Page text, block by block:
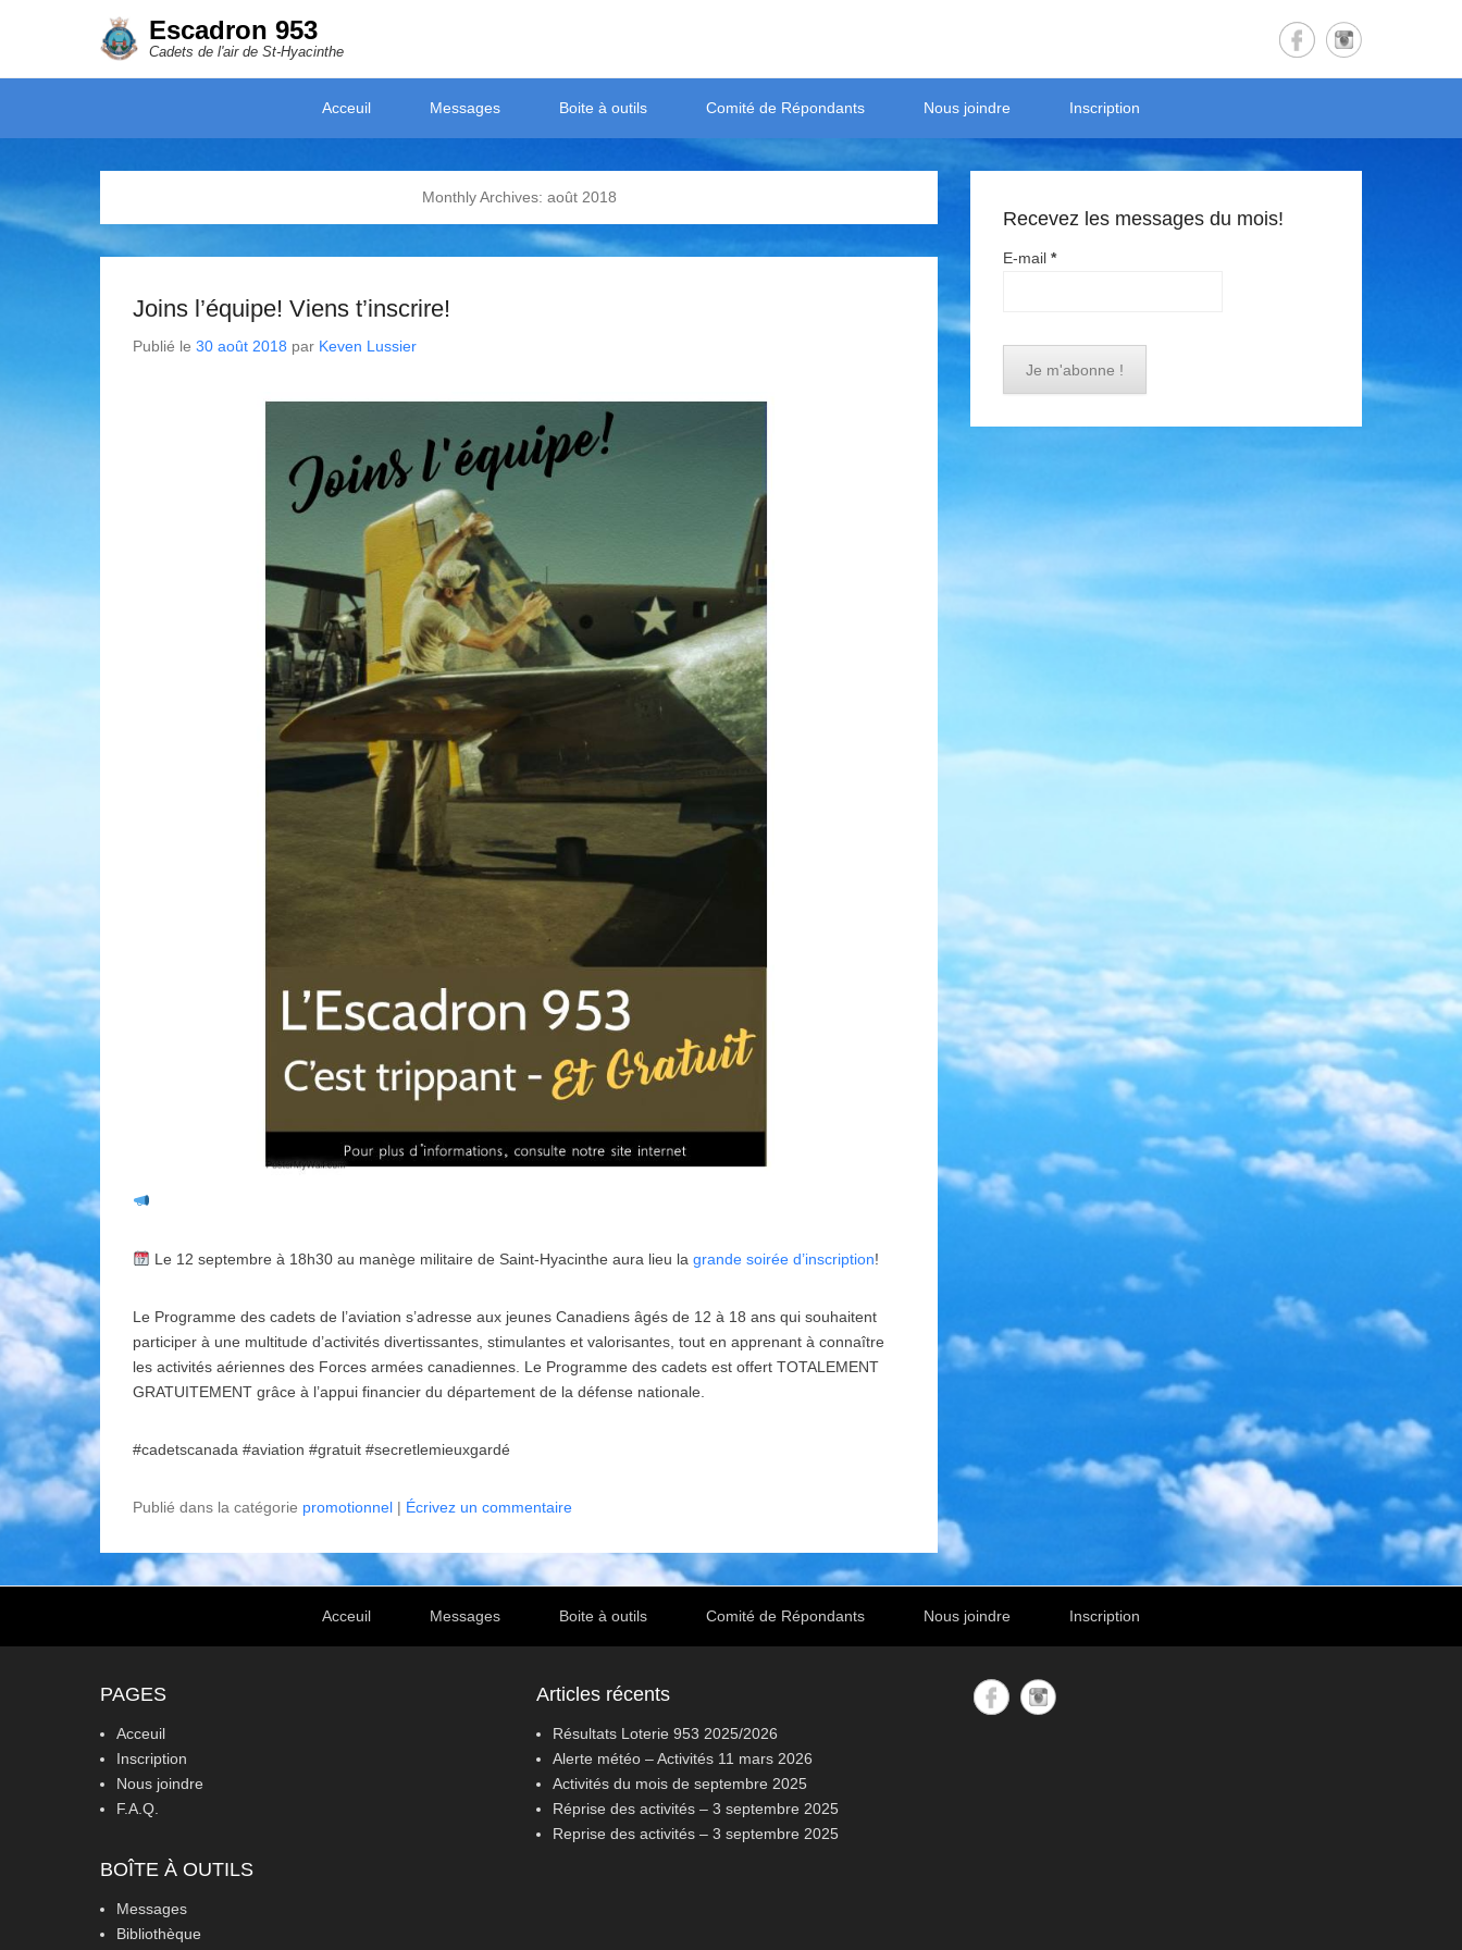
Escadron 953
Cadets de l'air de St-Hyacinthe
Acceuil
Messages Boite à outils Comité de Répondants Nous joindre Inscription
Monthly Archives: août 2018
Joins l’équipe! Viens t’inscrire!
Publié le 30 août 2018 par Keven Lussier
Le 12 septembre à 18h30 au manège militaire de Saint-Hyacinthe aura lieu la grande soirée d’inscription!
Le Programme des cadets de l’aviation s’adresse aux jeunes Canadiens âgés de 12 à 18 ans qui souhaitent
participer à une multitude d’activités divertissantes, stimulantes et valorisantes, tout en apprenant à connaître
les activités aériennes des Forces armées canadiennes. Le Programme des cadets est offert TOTALEMENT
GRATUITEMENT grâce à l’appui financier du département de la défense nationale.
#cadetscanada #aviation #gratuit #secretlemieuxgardé
Publié dans la catégorie promotionnel | Écrivez un commentaire
Recevez les messages du mois!
E-mail *
Acceuil
Messages Boite à outils Comité de Répondants Nous joindre Inscription
PAGES
Acceuil
Inscription
Nous joindre
F.A.Q.
BOÎTE À OUTILS
Messages
Bibliothèque
Articles récents
Résultats Loterie 953 2025/2026
Alerte météo – Activités 11 mars 2026
Activités du mois de septembre 2025
Réprise des activités – 3 septembre 2025
Reprise des activités – 3 septembre 2025